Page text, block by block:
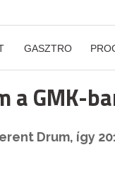
GASZTRO
a GMK-
Drum, így